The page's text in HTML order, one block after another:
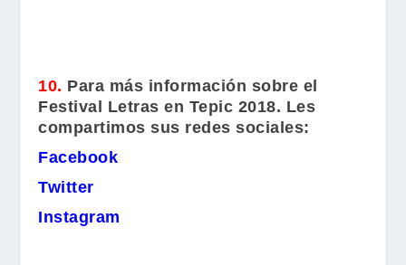
10. Para más información sobre el
Festival Letras en Tepic 2018. Les
compartimos sus redes sociales:
Facebook
Twitter
Instagram